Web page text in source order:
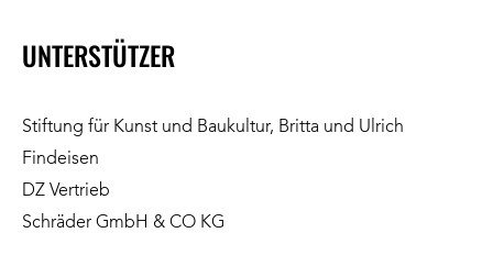
UNTERSTÜTZER
Stiftung für Kunst und Baukultur, Britta und Ulrich
Findeisen
DZ Vertrieb
Schräder GmbH & CO KG